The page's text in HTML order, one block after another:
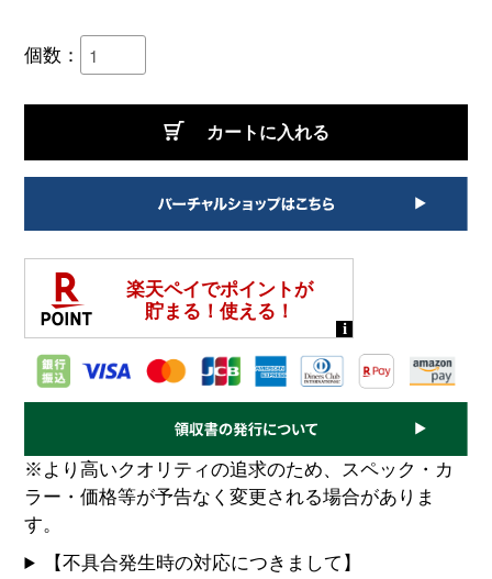
個数：
カートに入れる
※より高いクオリティの追求のため、スペック・カ
ラー・価格等が予告なく変更される場合がありま
す。
【不具合発生時の対応につきまして】